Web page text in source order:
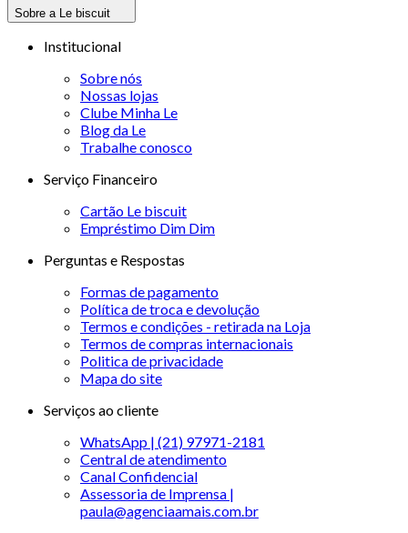
Sobre a Le biscuit
Institucional
Sobre nós
Nossas lojas
Clube Minha Le
Blog da Le
Trabalhe conosco
Serviço Financeiro
Cartão Le biscuit
Empréstimo Dim Dim
Perguntas e Respostas
Formas de pagamento
Política de troca e devolução
Termos e condições - retirada na Loja
Termos de compras internacionais
Politica de privacidade
Mapa do site
Serviços ao cliente
WhatsApp | (21) 97971-2181
Central de atendimento
Canal Confidencial
Assessoria de Imprensa |
paula@agenciaamais.com.br